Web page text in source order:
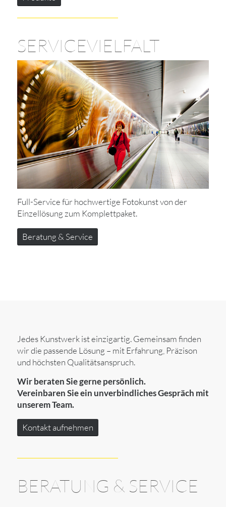
SERVICEVIELFALT
Full-Service für hochwertige Fotokunst von der
Einzellösung zum Komplettpaket.
Beratung & Service
Jedes Kunstwerk ist einzigartig. Gemeinsam finden
wir die passende Lösung – mit Erfahrung, Präzison
und höchsten Qualitätsanspruch.
Wir beraten Sie gerne persönlich.
Vereinbaren Sie ein unverbindliches Gespräch mit
unserem Team.
Kontakt aufnehmen
BERATUNG & SERVICE